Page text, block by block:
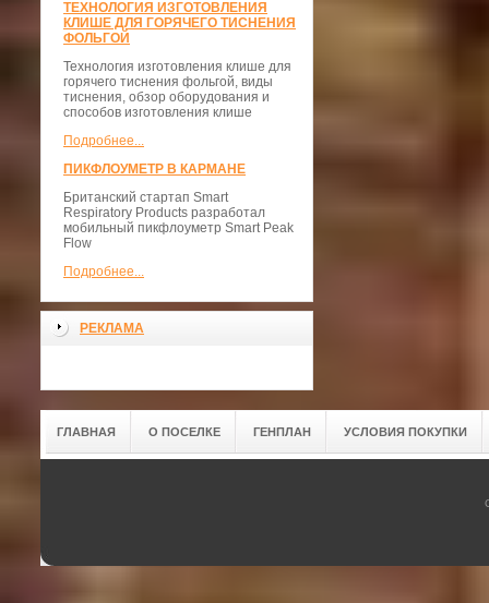
ТЕХНОЛОГИЯ ИЗГОТОВЛЕНИЯ
КЛИШЕ ДЛЯ ГОРЯЧЕГО ТИСНЕНИЯ
ФОЛЬГОЙ
Технология изготовления клише для
горячего тиснения фольгой, виды
тиснения, обзор оборудования и
способов изготовления клише
Подробнее...
ПИКФЛОУМЕТР В КАРМАНЕ
Британский стартап Smart
Respiratory Products разработал
мобильный пикфлоуметр Smart Peak
Flow
Подробнее...
РЕКЛАМА
ГЛАВНАЯ О ПОСЕЛКЕ ГЕНПЛАН УСЛОВИЯ ПОКУПКИ